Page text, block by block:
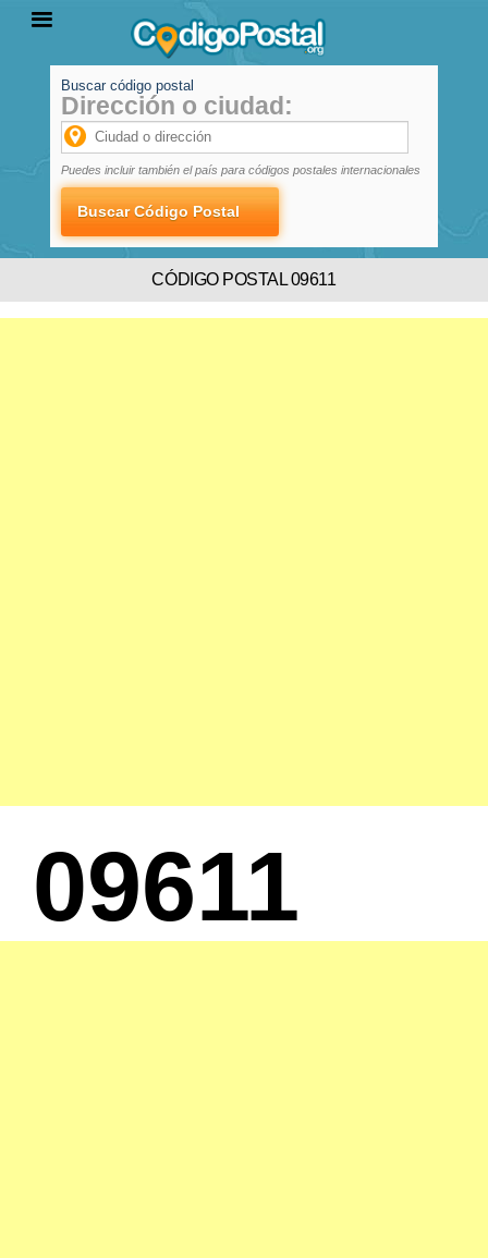
PROVINCIAS
LOCALIDADES
Buscar código postal
Dirección o ciudad:
Puedes incluir también el país para códigos postales internacionales
CÓDIGO POSTAL 09611
09611